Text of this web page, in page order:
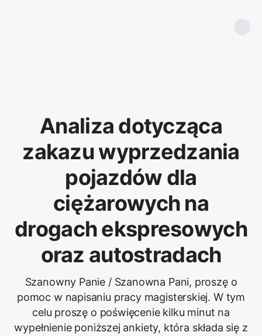
Analiza dotycząca
zakazu wyprzedzania
pojazdów dla
ciężarowych na
drogach ekspresowych
oraz autostradach
Szanowny Panie / Szanowna Pani, proszę o
pomoc w napisaniu pracy magisterskiej. W tym
celu proszę o poświęcenie kilku minut na
wypełnienie poniższej ankiety, która składa się z